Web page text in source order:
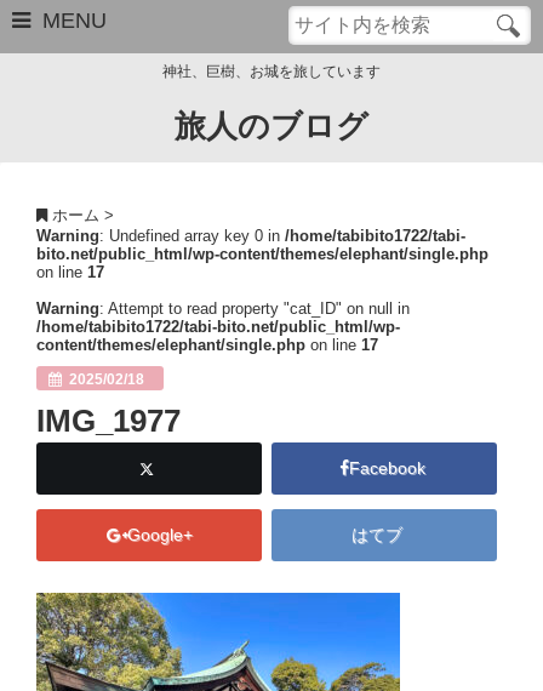
MENU
サイトマップ
Close
神社、巨樹、お城を旅しています
旅人のブログ
ホーム >
Warning: Undefined array key 0 in /home/tabibito1722/tabi-
bito.net/public_html/wp-content/themes/elephant/single.php
on line 17
Warning: Attempt to read property "cat_ID" on null in
/home/tabibito1722/tabi-bito.net/public_html/wp-
content/themes/elephant/single.php on line 17
2025/02/18
IMG_1977
Facebook
Google+ はてブ